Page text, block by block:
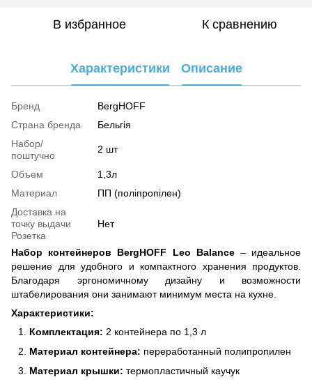
В избранное К сравнению
Характеристики Описание
Бренд
BergHOFF
Страна бренда
Бельгія
Набор/
поштучно
2 шт
Объем
1,3л
Материал
ПП (поліпропілен)
Доставка на
точку выдачи
Розетка
Нет
Набор контейнеров BergHOFF Leo Balance– идеальное
решение для удобного и компактного хранения продуктов.
Благодаря эргономичному дизайну и возможности
штабелирования они занимают минимум места на кухне.
Характеристики:
Комплектация: 2 контейнера по 1,3 л
Материал контейнера: переработанный полипропилен
Материал крышки: термопластичный каучук